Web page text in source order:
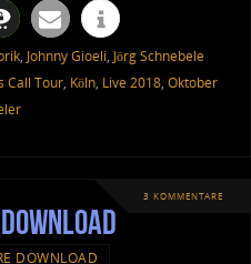
, Johnny Gioeli, Jörg Schnebele
Call Tour, Köln, Live 2018, Oktober
3 KOMMENTARE
DOWNLOAD